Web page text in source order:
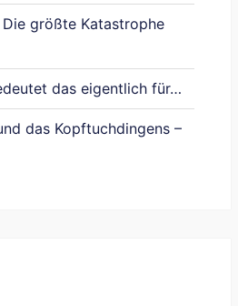
größte Katastrophe
das eigentlich für…
das Kopftuchdingens –